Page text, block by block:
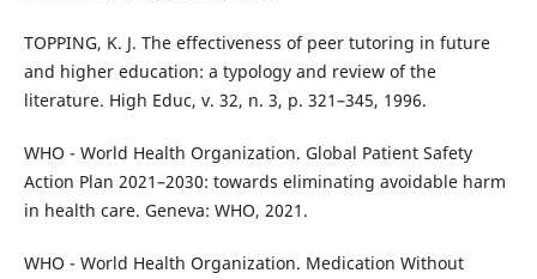
TOPPING, K. J. The effectiveness of peer tutoring in future
and higher education: a typology and review of the
literature. High Educ, v. 32, n. 3, p. 321–345, 1996.
WHO - World Health Organization. Global Patient Safety
Action Plan 2021–2030: towards eliminating avoidable harm
in health care. Geneva: WHO, 2021.
WHO - World Health Organization. Medication Without